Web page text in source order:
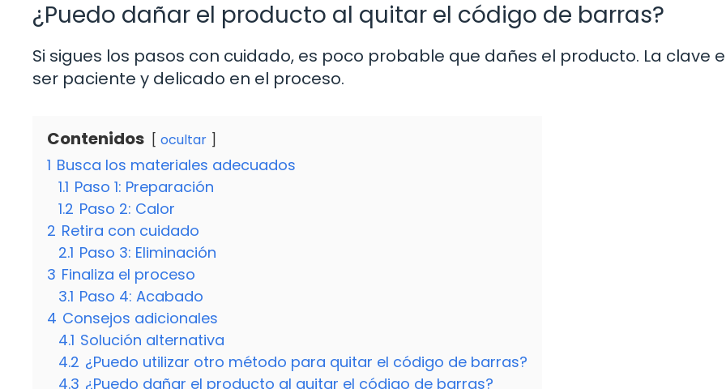
¿Puedo dañar el producto al quitar el código de barras?
Si sigues los pasos con cuidado, es poco probable que dañes el producto. La clave
ser paciente y delicado en el proceso.
Contenidos ocultar
1 Busca los materiales adecuados
1.1 Paso 1: Preparación
1.2 Paso 2: Calor
2 Retira con cuidado
2.1 Paso 3: Eliminación
3 Finaliza el proceso
3.1 Paso 4: Acabado
4 Consejos adicionales
4.1 Solución alternativa
4.2 ¿Puedo utilizar otro método para quitar el código de barras?
4.3 ¿Puedo dañar el producto al quitar el código de barras?